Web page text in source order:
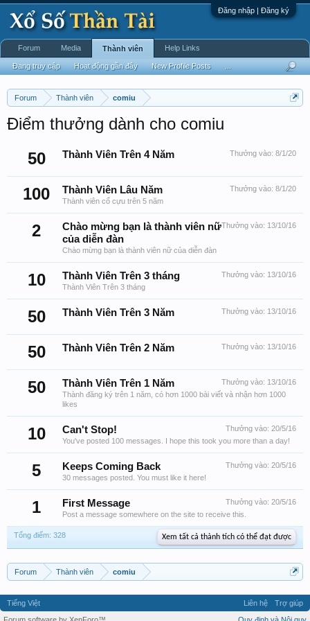
Đăng nhập | Đăng ký
Forum Thành viên comiu
Điểm thưởng dành cho comiu
50
Thưởng vào: 8/1/20
Thành Viên Trên 4 Năm
100 Thưởng vào: 8/1/20
Thành Viên Lâu Năm
Thành viên cổ cựu trên 5 năm
2 Thưởng vào: 13/10/16
Chào mừng bạn là thành viên nữ
của diễn đàn
Chào mừng bạn là thành viên nữ của diễn đàn
10 Thưởng vào: 13/10/16
Thành Viên Trên 3 tháng
Thành Viên Trên 3 tháng
50 Thưởng vào: 13/10/16
Thành Viên Trên 3 Năm
50 Thưởng vào: 13/10/16
Thành Viên Trên 2 Năm
50 Thưởng vào: 13/10/16
Thành Viên Trên 1 Năm
Thành đăng ký trên 1 năm, có hơn 1000 bài viết và nhận hơn 1000
likes
10 Thưởng vào: 20/5/16
Can't Stop!
You've posted 100 messages. I hope this took you more than a day!
5 Thưởng vào: 20/5/16
Keeps Coming Back
30 messages posted. You must like it here!
1 Thưởng vào: 20/5/16
First Message
Post a message somewhere on the site to receive this.
Tổng điểm: 328 Xem tất cả thành tích có thể đạt được
Forum Thành viên comiu
Forum Media Thành viên
Đang truy cập Hoạt động gần đây New Profile Posts
Help Links
Tiếng Việt Liên hệ
Trợ giúp